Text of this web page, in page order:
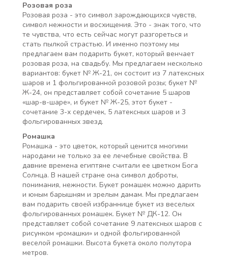
Розовая роза
Розовая роза - это символ зарождающихся чувств,
символ нежности и восхищения. Это - знак того, что
те чувства, что есть сейчас могут разгореться и
стать пылкой страстью. И именно поэтому мы
предлагаем вам подарить букет, который венчает
розовая роза, на свадьбу. Мы предлагаем несколько
вариантов: букет № Ж-21, он состоит из 7 латексных
шаров и 1 фольгированной розовой розы; букет №
Ж-24, он представляет собой сочетание 5 шаров
«шар-в-шаре», и букет № Ж-25, этот букет -
сочетание 3-х сердечек, 5 латексных шаров и 3
фольгированных звезд.
Ромашка
Ромашка - это цветок, который ценится многими
народами не только за ее лечебные свойства. В
давние времена египтяне считали ее цветком Бога
Солнца. В нашей стране она символ доброты,
понимания, нежности. Букет ромашек можно дарить
и юным барышням и зрелым дамам. Мы предлагаем
вам подарить своей избраннице букет из веселых
фольгированных ромашек. Букет № ДК-12. Он
представляет собой сочетание 9 латексных шаров с
рисунком «ромашки» и одной фольгированной
веселой ромашки. Высота букета около полутора
метров.